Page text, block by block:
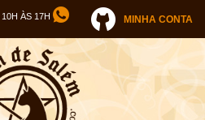
ÀS 17H MINHA CONTA